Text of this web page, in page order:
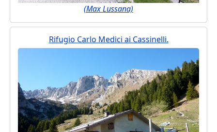
(Max Lussana)
Rifugio Carlo Medici ai Cassinelli.